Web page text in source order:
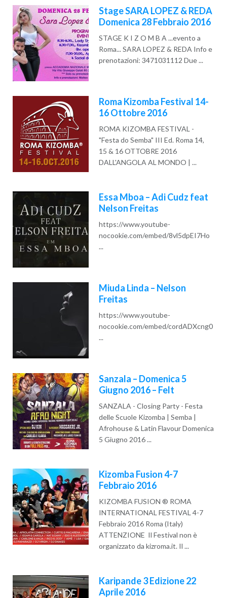
Stage SARA LOPEZ & REDA
Domenica 28 Febbraio 2016
STAGE K I Z O M B A ...evento a
Roma... SARA LOPEZ & REDA Info e
prenotazioni: 3471031112 Due ...
Roma Kizomba Festival 14-
16 Ottobre 2016
ROMA KIZOMBA FESTIVAL -
"Festa do Semba" III Ed. Roma 14,
15 & 16 OTTOBRE 2016
DALL'ANGOLA AL MONDO | ...
Essa Mboa – Adi Cudz feat
Nelson Freitas
https://www.youtube-
nocookie.com/embed/8vl5dpEI7Ho
...
Miuda Linda – Nelson
Freitas
https://www.youtube-
nocookie.com/embed/cordADXcng0
...
Sanzala – Domenica 5
Giugno 2016 – Felt
SANZALA - Closing Party - Festa
delle Scuole Kizomba | Semba |
Afrohouse & Latin Flavour Domenica
5 Giugno 2016 ...
Kizomba Fusion 4-7
Febbraio 2016
KIZOMBA FUSION ® ROMA
INTERNATIONAL FESTIVAL 4-7
Febbraio 2016 Roma (Italy)
ATTENZIONE Il Festival non è
organizzato da kizroma.it. Il ...
Karipande 3 Edizione 22
Aprile 2016